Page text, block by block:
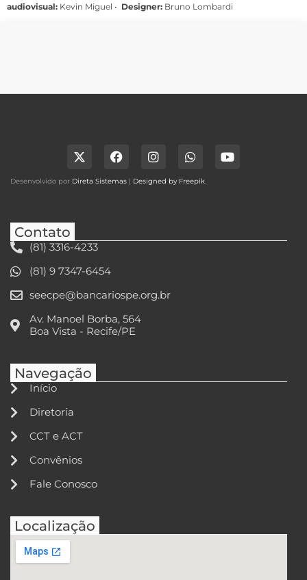
audiovisual: Kevin Miguel • Designer: Bruno Lombardi
Desenvolvido por Direta Sistemas | Designed by Freepik.
Contato
(81) 3316-4233
(81) 9 7347-6454
seecpe@bancariospe.org.br
Av. Manoel Borba, 564
Boa Vista - Recife/PE
Navegação
Início
Diretoria
CCT e ACT
Convênios
Fale Conosco
Localização